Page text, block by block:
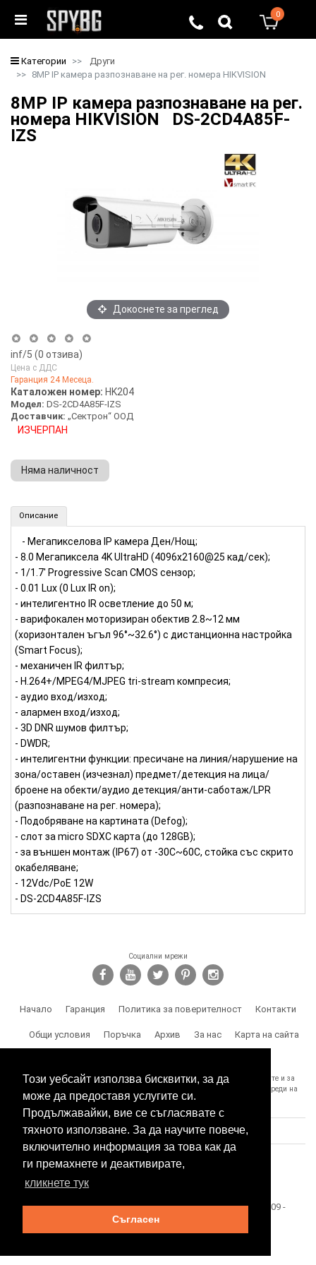
Този уебсайт използва бисквитки, за да
може да предоставя услугите си.
Продължавайки, вие се съгласявате с
тяхното използване. За да научите повече,
включително информация за това как да
ги премахнете и деактивирате,
кликнете тук
Съгласен
0
Категории
Други
8MP IP камера разпознаване на рег. номера HIKVISION
8MP IP камера разпознаване на рег.
номера HIKVISION DS-2CD4A85F-
IZS
Докоснете за преглед
inf/5 (0 отзива)
Цена с ДДС
Гаранция 24 Месеца.
Каталожен номер: HK204
Модел: DS-2CD4A85F-IZS
Доставчик: „Сектрон“ ООД
ИЗЧЕРПАН
Няма наличност
Описание
- Мегапикселова IP камера Ден/Нощ;
- 8.0 Мегапиксела 4K UltraHD (4096x2160@25 кад/сек);
- 1/1.7' Progressive Scan CMOS сензор;
- 0.01 Lux (0 Lux IR on);
- интелигентно IR осветление до 50 м;
- варифокален моторизиран обектив 2.8~12 мм
(хоризонтален ъгъл 96°~32.6°) с дистанционна настройка
(Smart Focus);
- механичен IR филтър;
- H.264+/MPEG4/MJPEG tri-stream компресия;
- аудио вход/изход;
- алармен вход/изход;
- 3D DNR шумов филтър;
- DWDR;
- интелигентни функции: пресичане на линия/нарушение на
зона/оставен (изчезнал) предмет/детекция на лица/
броене на обекти/аудио детекция/анти-саботаж/LPR
(разпознаване на рег. номера);
- Подобряване на картината (Defog);
- слот за micro SDXC карта (до 128GB);
- за външен монтаж (IP67) от -30C~60C, стойка със скрито
окабеляване;
- 12Vdc/PoE 12W
- DS-2CD4A85F-IZS
Социални мрежи
Начало Гаранция Политика за поверителност Контакти
Общи условия Поръчка Архив За нас Карта на сайта
SPY.BG Ви напомня, че носите отговорност за използването на продуктите и за
спазване на законите, както и за злоумишлени и незаконни действия, вреди на
трети лица и др.
Този сайт е собственост на БЕСТТЕХ ООД Copyright 2009 -
2026 Spy.bg